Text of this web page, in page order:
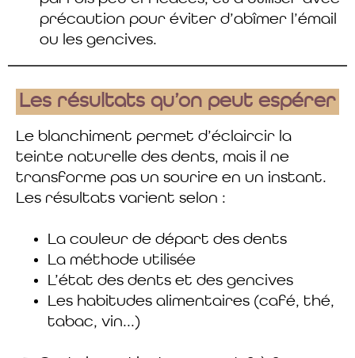
précaution pour éviter d’abîmer l’émail
ou les gencives.
Les résultats qu’on peut espérer
Le blanchiment permet d’éclaircir la
teinte naturelle des dents, mais il ne
transforme pas un sourire en un instant.
Les résultats varient selon :
La couleur de départ des dents
La méthode utilisée
L’état des dents et des gencives
Les habitudes alimentaires (café, thé,
tabac, vin...)